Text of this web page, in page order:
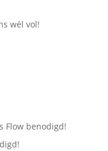
wél vol!
Flow benodigd!